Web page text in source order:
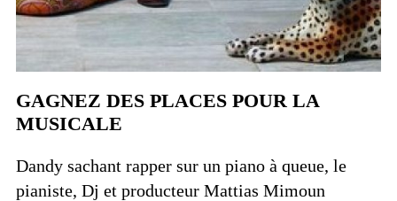
GAGNEZ DES PLACES POUR LA
MUSICALE
Dandy sachant rapper sur un piano à queue, le
pianiste, Dj et producteur Mattias Mimoun